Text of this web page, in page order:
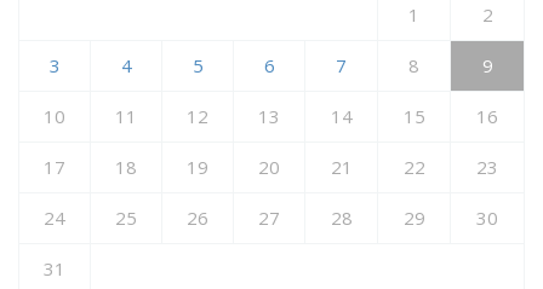
1 2
3 4 5 6 7 8 9
10 11 12 13 14 15 16
17 18 19 20 21 22 23
24 25 26 27 28 29 30
31